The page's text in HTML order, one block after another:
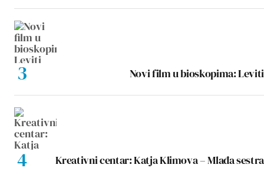
Novi film u bioskopima: Leviti
Kreativni centar: Katja Klimova – Mlađa sestra